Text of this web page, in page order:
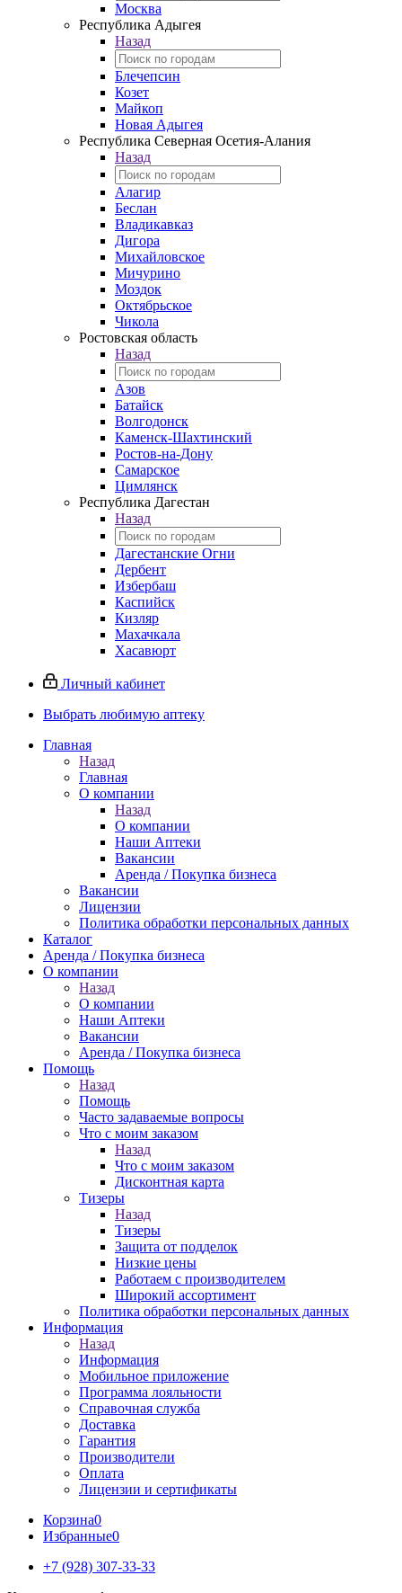
Москва
Республика Адыгея
Назад
Блечепсин
Козет
Майкоп
Новая Адыгея
Республика Северная Осетия-Алания
Назад
Алагир
Беслан
Владикавказ
Дигора
Михайловское
Мичурино
Моздок
Октябрьское
Чикола
Ростовская область
Назад
Азов
Батайск
Волгодонск
Каменск-Шахтинский
Ростов-на-Дону
Самарское
Цимлянск
Республика Дагестан
Назад
Дагестанские Огни
Дербент
Избербаш
Каспийск
Кизляр
Махачкала
Хасавюрт
Личный кабинет
Выбрать любимую аптеку
Главная
Назад
Главная
О компании
Назад
О компании
Наши Аптеки
Вакансии
Аренда / Покупка бизнеса
Вакансии
Лицензии
Политика обработки персональных данных
Каталог
Аренда / Покупка бизнеса
О компании
Назад
О компании
Наши Аптеки
Вакансии
Аренда / Покупка бизнеса
Помощь
Назад
Помощь
Часто задаваемые вопросы
Что с моим заказом
Назад
Что с моим заказом
Дисконтная карта
Тизеры
Назад
Тизеры
Защита от подделок
Низкие цены
Работаем с производителем
Широкий ассортимент
Политика обработки персональных данных
Информация
Назад
Информация
Мобильное приложение
Программа лояльности
Справочная служба
Доставка
Гарантия
Производители
Оплата
Лицензии и сертификаты
Корзина0
Избранные0
+7 (928) 307-33-33